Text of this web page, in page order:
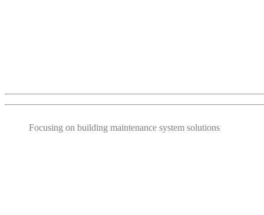
Focusing on building maintenance system solutions